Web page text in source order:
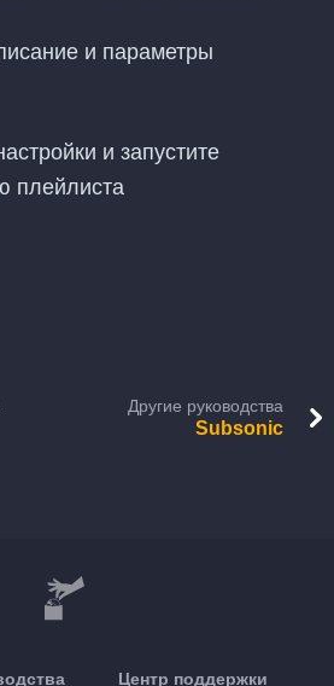
и параметры
и запустите
плейлиста
Другие руководства
Subsonic
Центр поддержки